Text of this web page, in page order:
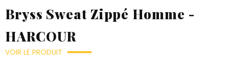
Bryss Sweat Zippé Homme -
HARCOUR
VOIR LE PRODUIT